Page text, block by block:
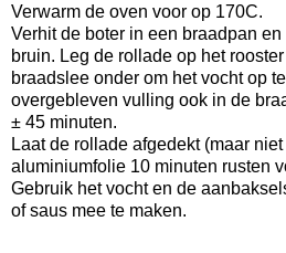
Verwarm de oven voor op 170C.
Verhit de boter in een braadpan
bruin. Leg de rollade op het
braadslee onder om het vocht op
overgebleven vulling ook in de
± 45 minuten.
Laat de rollade afgedekt (maar
aluminiumfolie 10 minuten rusten
Gebruik het vocht en de
of saus mee te maken.